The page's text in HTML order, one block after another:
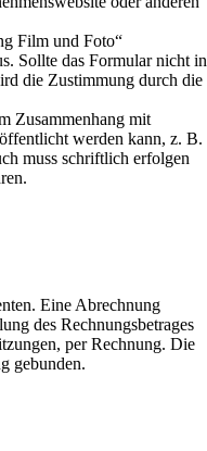
Film und Foto“
Sollte das Formular nicht in
die Zustimmung durch die
Zusammenhang mit
werden kann, z. B.
muss schriftlich erfolgen
Eine Abrechnung
des Rechnungsbetrages
per Rechnung. Die
gebunden.